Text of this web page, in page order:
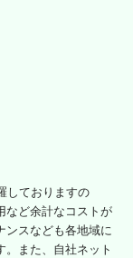
しておりますの
など余計なコストが
ンスなども各地域に
。また、自社ネット